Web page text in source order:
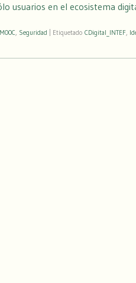
usuarios en el ecosistema
MOOC, Seguridad Etiquetado CDigital_INTEF,